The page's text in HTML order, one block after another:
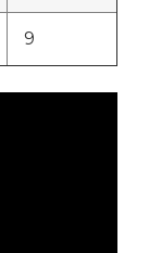
9